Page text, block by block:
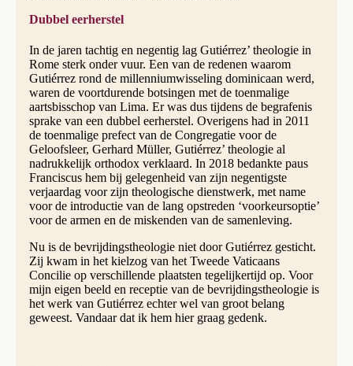
Dubbel eerherstel
In de jaren tachtig en negentig lag Gutiérrez’ theologie in
Rome sterk onder vuur. Een van de redenen waarom
Gutiérrez rond de millenniumwisseling dominicaan werd,
waren de voortdurende botsingen met de toenmalige
aartsbisschop van Lima. Er was dus tijdens de begrafenis
sprake van een dubbel eerherstel. Overigens had in 2011
de toenmalige prefect van de Congregatie voor de
Geloofsleer, Gerhard Müller, Gutiérrez’ theologie al
nadrukkelijk orthodox verklaard. In 2018 bedankte paus
Franciscus hem bij gelegenheid van zijn negentigste
verjaardag voor zijn theologische dienstwerk, met name
voor de introductie van de lang opstreden ‘voorkeursoptie’
voor de armen en de miskenden van de samenleving.
Nu is de bevrijdingstheologie niet door Gutiérrez gesticht.
Zij kwam in het kielzog van het Tweede Vaticaans
Concilie op verschillende plaatsten tegelijkertijd op. Voor
mijn eigen beeld en receptie van de bevrijdingstheologie is
het werk van Gutiérrez echter wel van groot belang
geweest. Vandaar dat ik hem hier graag gedenk.